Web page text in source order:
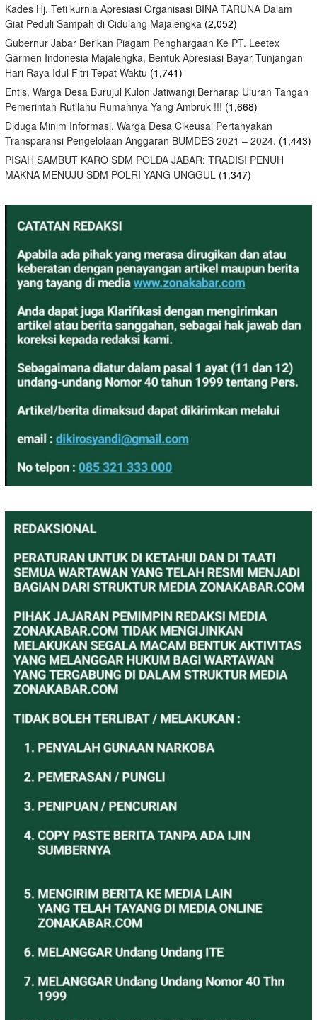
Kades Hj. Teti kurnia Apresiasi Organisasi BINA TARUNA Dalam
Giat Peduli Sampah di Cidulang Majalengka (2,052)
Gubernur Jabar Berikan Piagam Penghargaan Ke PT. Leetex
Garmen Indonesia Majalengka, Bentuk Apresiasi Bayar Tunjangan
Hari Raya Idul Fitri Tepat Waktu (1,741)
Entis, Warga Desa Burujul Kulon Jatiwangi Berharap Uluran Tangan
Pemerintah Rutilahu Rumahnya Yang Ambruk !!! (1,668)
Diduga Minim Informasi, Warga Desa Cikeusal Pertanyakan
Transparansi Pengelolaan Anggaran BUMDES 2021 – 2024. (1,443)
PISAH SAMBUT KARO SDM POLDA JABAR: TRADISI PENUH
MAKNA MENUJU SDM POLRI YANG UNGGUL (1,347)